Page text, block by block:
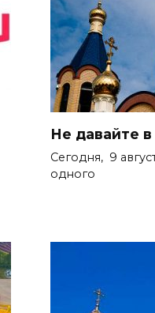
Не давайте в
Сегодня, 9
одного